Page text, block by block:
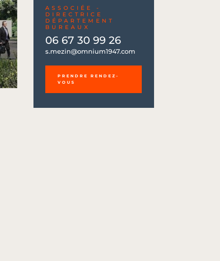
ASSOCIÉE -
DIRECTRICE
DÉPARTEMENT
BUREAUX
06 67 30 99 26
s.mezin@omnium1947.com
06 67 30 99 26
s.mezin@omnium1947.com
PRENDRE RENDEZ-
VOUS